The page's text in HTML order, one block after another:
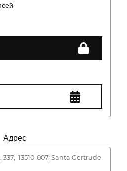
Адрес
13510-007, Santa Gertrude